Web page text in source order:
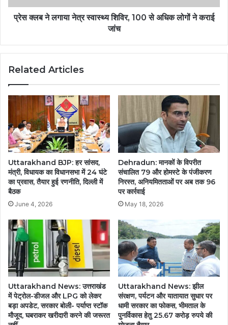
प्रेस क्लब ने लगाया नेत्र स्वास्थ्य शिविर, 100 से अधिक लोगों ने कराई
जांच
Related Articles
Uttarakhand BJP: हर सांसद,
मंत्री, विधायक का विधानसभा में 24 घंटे
का प्रवास, तैयार हुई रणनीति, दिल्ली में
बैठक
June 4, 2026
Dehradun: मानकों के विपरीत
संचालित 79 और होमस्टे के पंजीकरण
निरस्त, अनियमितताओं पर अब तक 96
पर कार्रवाई
May 18, 2026
Uttarakhand News: उत्तराखंड
में पेट्रोल-डीजल और LPG को लेकर
बड़ा अपडेट, सरकार बोली- पर्याप्त स्टॉक
मौजूद, घबराकर खरीदारी करने की जरूरत
Uttarakhand News: झील
संरक्षण, पर्यटन और यातायात सुधार पर
धामी सरकार का फोकस, भीमताल के
पुनर्विकास हेतु 25.67 करोड़ रुपये की